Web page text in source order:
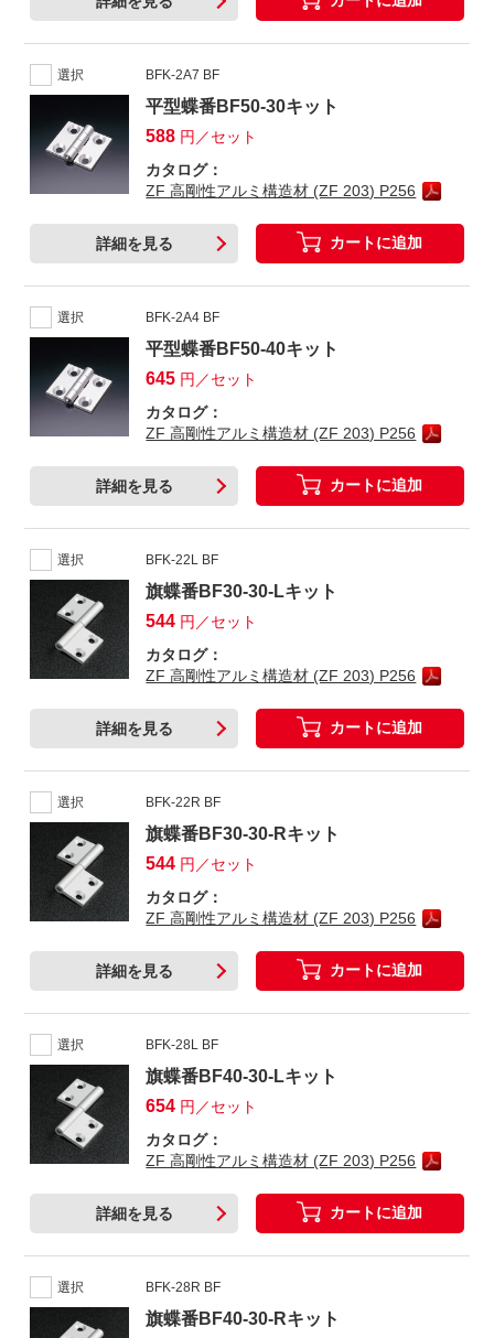
選択 BFK-2A7 BF
平型蝶番BF50-30キット
588 円／セット
カタログ：
ZF 高剛性アルミ構造材 (ZF 203) P256
詳細を見る カートに追加
選択 BFK-2A4 BF
平型蝶番BF50-40キット
645 円／セット
カタログ：
ZF 高剛性アルミ構造材 (ZF 203) P256
詳細を見る カートに追加
選択 BFK-22L BF
旗蝶番BF30-30-Lキット
544 円／セット
カタログ：
ZF 高剛性アルミ構造材 (ZF 203) P256
詳細を見る カートに追加
選択 BFK-22R BF
旗蝶番BF30-30-Rキット
544 円／セット
カタログ：
ZF 高剛性アルミ構造材 (ZF 203) P256
詳細を見る カートに追加
選択 BFK-28L BF
旗蝶番BF40-30-Lキット
654 円／セット
カタログ：
ZF 高剛性アルミ構造材 (ZF 203) P256
詳細を見る カートに追加
選択 BFK-28R BF
旗蝶番BF40-30-Rキット